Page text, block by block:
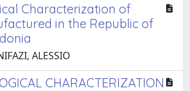
Characterization of
in the Republic of
ALESSIO
CHARACTERIZATION